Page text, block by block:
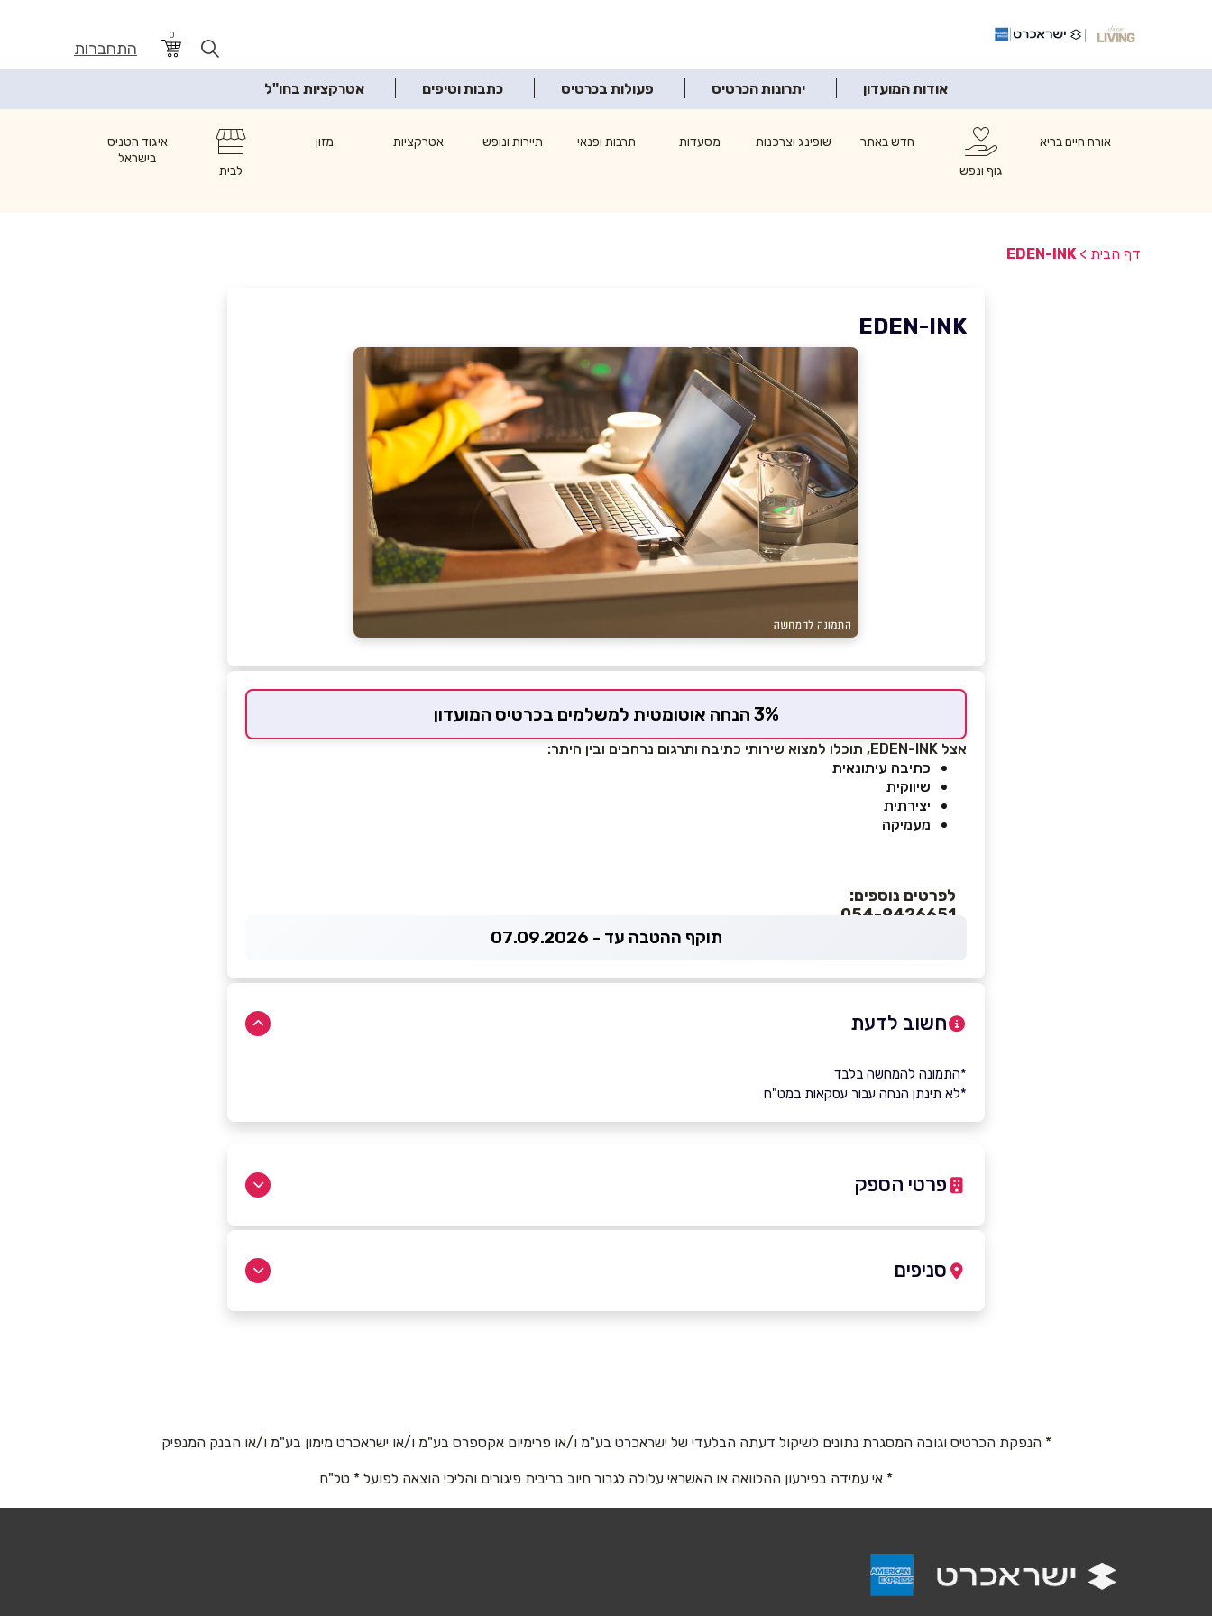
0
התחברות
אודות המועדון יתרונות הכרטיס פעולות בכרטיס כתבות וטיפים אטרקציות בחו"ל
אורח חיים בריא
גוף ונפש
חדש באתר שופינג וצרכנות מסעדות תרבות ופנאי תיירות ונופש אטרקציות
מזון
לבית
איגוד הטניס
בישראל
דף הבית >
EDEN-INK
EDEN-INK
3% הנחה אוטומטית למשלמים בכרטיס המועדון
אצל EDEN-INK, תוכלו למצוא שירותי כתיבה ותרגום נרחבים ובין היתר:
כתיבה עיתונאית
שיווקית
יצירתית
מעמיקה
לפרטים נוספים:
תוקף ההטבה עד - 07.09.2026
חשוב לדעת
*התמונה להמחשה בלבד
*לא תינתן הנחה עבור עסקאות במט"ח
פרטי הספק
נושא*
אנא חזרו אלי בקשר ל...
סניפים
* הנפקת הכרטיס וגובה המסגרת נתונים לשיקול דעתה הבלעדי של ישראכרט בע"מ ו/או פרימיום אקספרס בע"מ ו/או ישראכרט מימון בע"מ ו/או הבנק המנפיק
* אי עמידה בפירעון ההלוואה או האשראי עלולה לגרור חיוב בריבית פיגורים והליכי הוצאה לפועל * טל"ח